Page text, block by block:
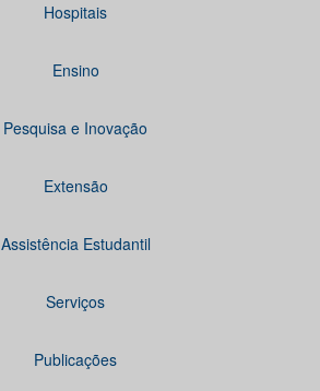
Hospitais
Ensino
Pesquisa e Inovação
Extensão
Assistência Estudantil
Serviços
Publicações